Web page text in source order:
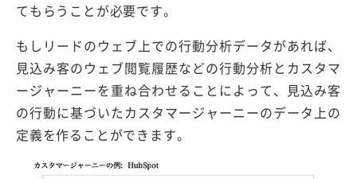
てもらうことが必要です。
もしリードのウェブ上での行動分析データがあれば、
見込み客のウェブ閲覧履歴などの行動分析とカスタマ
ージャーニーを重ね合わせることによって、見込み客
の行動に基づいたカスタマージャーニーのデータ上の
定義を作ることができます。